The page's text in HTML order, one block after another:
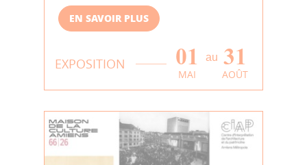
EN SAVOIR PLUS
EXPOSITION 01
MAI
au 31
AOÛT